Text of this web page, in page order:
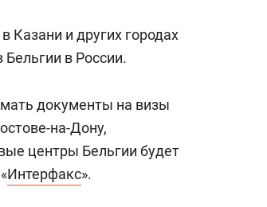
Казани и других городах
Бельгии в России.
документы на визы
на-Дону,
центры Бельгии будет
Интерфакс».
–
Рекомендуем
Дизайнер-прораб